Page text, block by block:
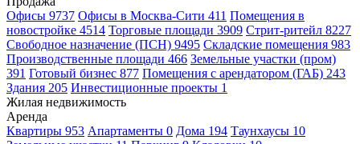
Офисы 9737 Офисы в Москва-Сити 411 Помещения в
новостройке 4514 Торговые площади 3909 Стрит-ритейл 8227
Свободное назначение (ПСН) 9495 Складские помещения 983
Производственные площади 466 Земельные участки (пром)
391 Готовый бизнес 877 Помещения с арендатором (ГАБ) 243
Здания 205 Инвестиционные проекты 1
Жилая недвижимость
Аренда
Квартиры 953 Апартаменты 0 Дома 194 Таунхаусы 10